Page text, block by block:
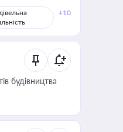
+10
будівництва